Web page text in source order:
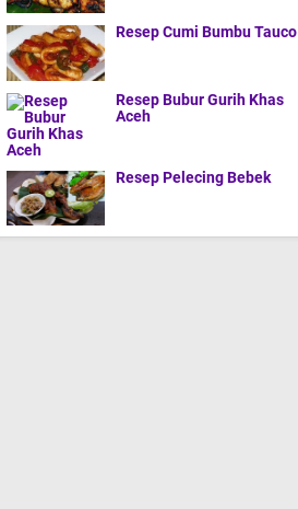
Resep Cumi Bumbu Tauco
Resep Bubur Gurih Khas
Aceh
Resep Pelecing Bebek